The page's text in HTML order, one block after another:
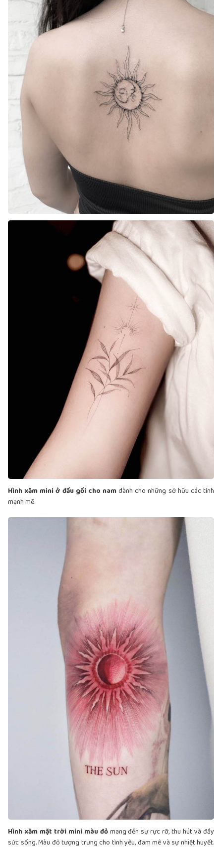
Hình xăm mini ở đầu gối cho namdành cho những sở hữu các tính
mạnh mẽ.
Hình xăm mặt trời mini màu đỏmang đến sự rực rỡ, thu hút và đầy
sức sống. Màu đỏ tượng trưng cho tình yêu, đam mê và sự nhiệt huyết.